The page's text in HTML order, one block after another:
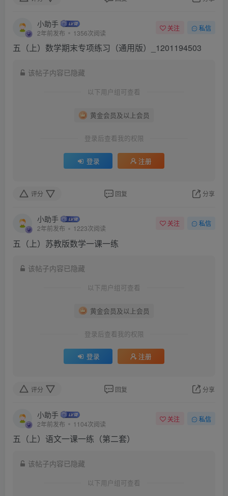
小助手
2年前发布 1356次阅读
关注 私信
五（上）数学期末专项练习（通用版）_1201194503
该帖子内容已隐藏
以下用户组可查看
黄金会员及以上会员
登录后查看我的权限
登录 注册
评分 回复 分享
小助手
2年前发布 1223次阅读
关注 私信
五（上）苏教版数学一课一练
该帖子内容已隐藏
以下用户组可查看
黄金会员及以上会员
登录后查看我的权限
登录 注册
评分 回复 分享
小助手
2年前发布 1104次阅读
关注 私信
五（上）语文一课一练（第二套）
该帖子内容已隐藏
以下用户组可查看